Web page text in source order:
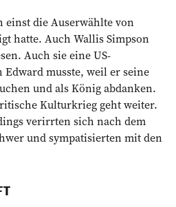
einst die Auserwählte von
hatte. Auch Wallis Simpson
Auch sie eine US-
musste, weil er seine
und als König abdanken.
Kulturkrieg geht weiter.
verirrten sich nach dem
und sympatisierten mit den